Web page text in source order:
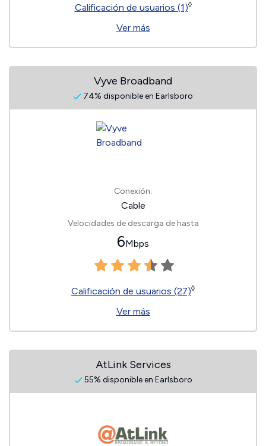
Calificación de usuarios (1)◊
Ver más
Vyve Broadband
74% disponible en Earlsboro
Conexión:
Cable
Velocidades de descarga de hasta
6Mbps
Calificación de usuarios (27)◊
Ver más
AtLink Services
55% disponible en Earlsboro